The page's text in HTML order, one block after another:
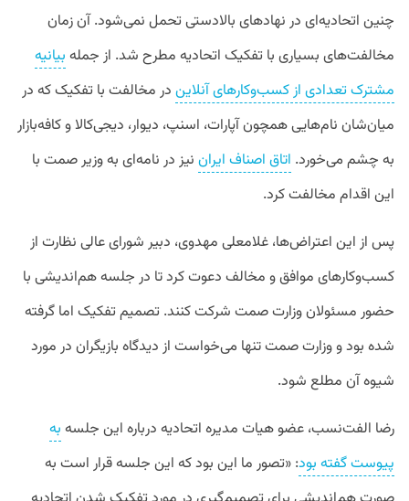
چنین اتحادیه‌ای در نهادهای بالادستی تحمل نمی‌شود. آن زمان
مخالفت‌های بسیاری با تفکیک اتحادیه مطرح شد. از جمله بیانیه
مشترک تعدادی از کسب‌وکارهای آنلاین در مخالفت با تفکیک که در
میان‌شان نام‌هایی همچون آپارات، اسنپ، دیوار، دیجی‌کالا و کافه‌بازار
به چشم می‌خورد. اتاق اصناف ایران نیز در نامه‌ای به وزیر صمت با
این اقدام مخالفت کرد.
پس از این اعتراض‌ها، غلامعلی مهدوی، دبیر شورای عالی نظارت از
کسب‌وکارهای موافق و مخالف دعوت کرد تا در جلسه هم‌اندیشی با
حضور مسئولان وزارت صمت شرکت کنند. تصمیم تفکیک اما گرفته
شده بود و وزارت صمت تنها می‌خواست از دیدگاه بازیگران در مورد
شیوه آن مطلع شود.
رضا الفت‌نسب، عضو هیات مدیره اتحادیه درباره این جلسه به
پیوست گفته بود: «تصور ما این بود که این جلسه قرار است به